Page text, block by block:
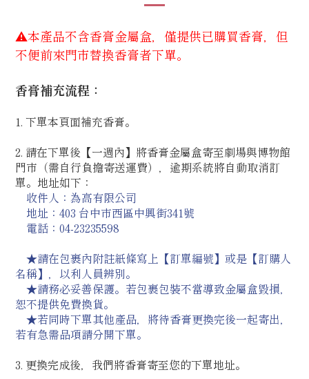
⚠︎本產品不含香膏金屬盒，僅提供已購買香膏，但
不便前來門市替換香膏者下單。
香膏補充流程：
1. 下單本頁面補充香膏。
2. 請在下單後【一週內】將香膏金屬盒寄至劇場與博物館
門市（需自行負擔寄送運費） ，逾期系統將自動取消訂
單。 地址如下：
收件人：為高有限公司
地址：403 台中市西區中興街341號
電話：04-23235598
★請在包裹內附註紙條寫上【訂單編號】或是【訂購人
名稱】，以利人員辨別。
★請務必妥善保護。若包裹包裝不當導致金屬盒毀損，
恕不提供免費換貨。
★若同時下單其他產品，將待香膏更換完後一起寄出，
若有急需品項請分開下單。
3. 更換完成後，我們將香膏寄至您的下單地址。